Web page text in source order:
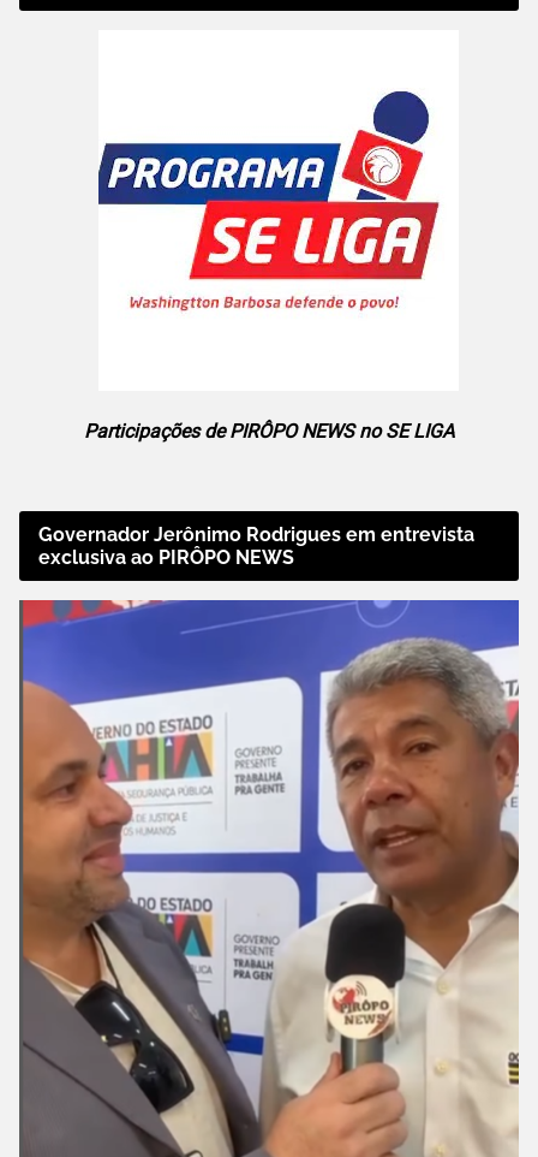
Participações de PIRÔPO NEWS no SE LIGA
Governador Jerônimo Rodrigues em entrevista
exclusiva ao PIRÔPO NEWS